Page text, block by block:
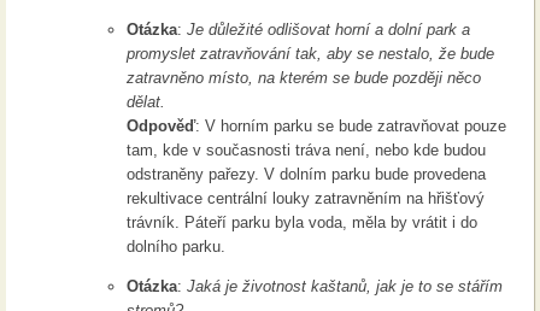
Otázka: Je důležité odlišovat horní a dolní park a
promyslet zatravňování tak, aby se nestalo, že bude
zatravněno místo, na kterém se bude později něco
dělat.
Odpověď: V horním parku se bude zatravňovat pouze
tam, kde v současnosti tráva není, nebo kde budou
odstraněny pařezy. V dolním parku bude provedena
rekultivace centrální louky zatravněním na hřišťový
trávník. Páteří parku byla voda, měla by vrátit i do
dolního parku.
Otázka: Jaká je životnost kaštanů, jak je to se stářím